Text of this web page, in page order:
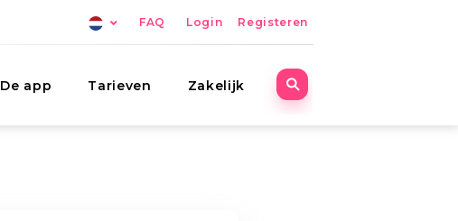
FAQ Login Registeren
De app Tarieven Zakelijk